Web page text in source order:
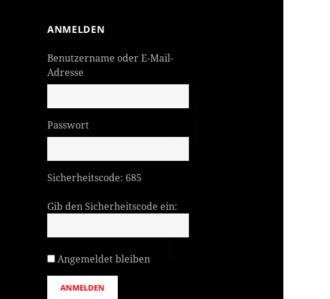
ANMELDEN
Benutzername oder E-Mail-
Adresse
Passwort
Sicherheitscode: 685
Gib den Sicherheitscode ein:
Angemeldet bleiben
ANMELDEN